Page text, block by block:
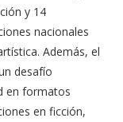
y 14
nacionales
Además, el
desafío
en formatos
en ficción,